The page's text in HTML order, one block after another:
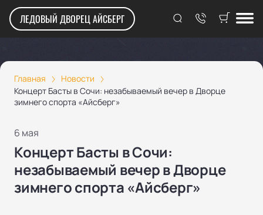
ЛЕДОВЫЙ ДВОРЕЦ АЙСБЕРГ
Главная
Новости
Концерт Басты в Сочи: незабываемый вечер в Дворце
зимнего спорта «Айсберг»
6 мая
Концерт Басты в Сочи:
незабываемый вечер в Дворце
зимнего спорта «Айсберг»